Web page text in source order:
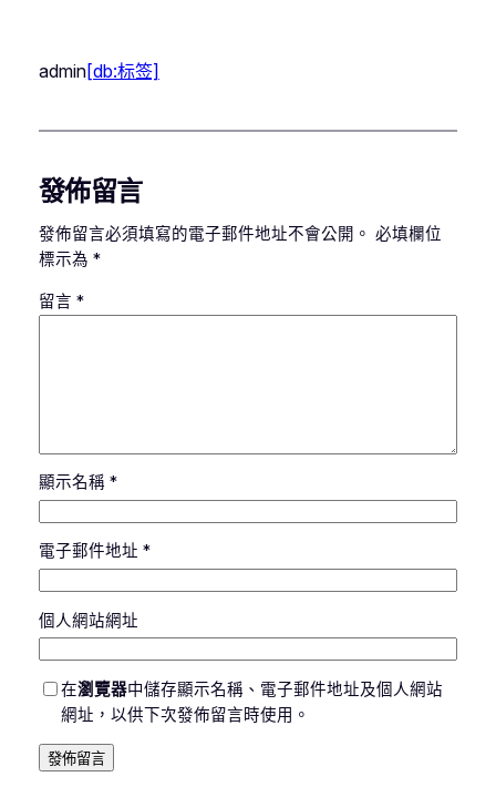
admin[db:标签]
發佈留言
發佈留言必須填寫的電子郵件地址不會公開。 必填欄位
標示為 *
留言 *
顯示名稱 *
電子郵件地址 *
個人網站網址
在瀏覽器中儲存顯示名稱、電子郵件地址及個人網站
網址，以供下次發佈留言時使用。